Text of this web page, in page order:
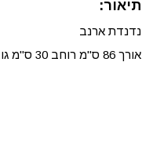
תיאור:
נדנדת ארנב
אורך 86 ס"מ רוחב 30 ס"מ גובה 56 ס"מ